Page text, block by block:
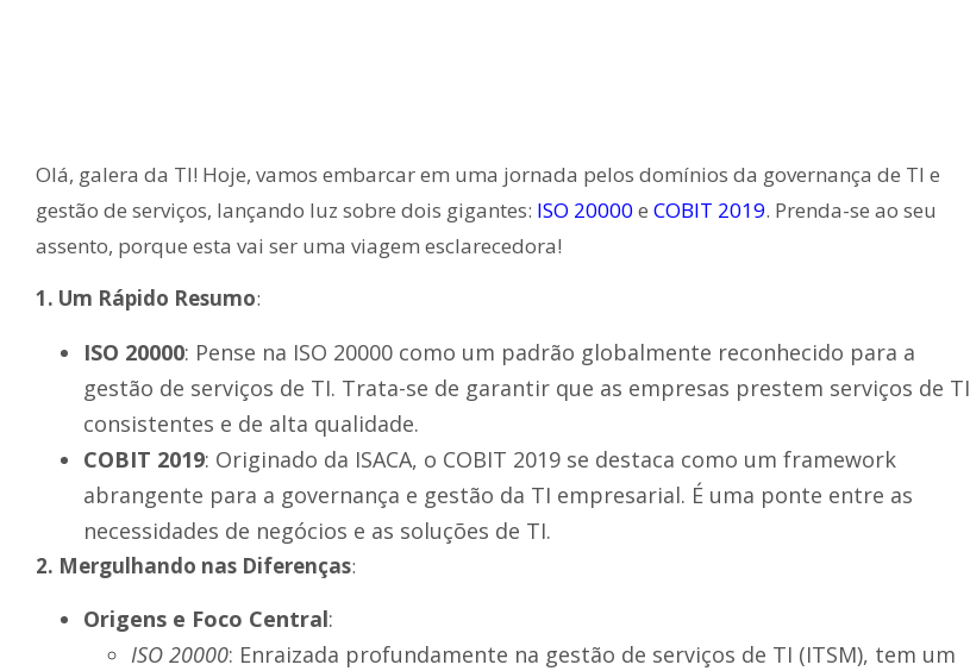
Olá, galera da TI! Hoje, vamos embarcar em uma jornada pelos domínios da governança de TI e
gestão de serviços, lançando luz sobre dois gigantes: ISO 20000 e COBIT 2019. Prenda-se ao seu
assento, porque esta vai ser uma viagem esclarecedora!
1. Um Rápido Resumo:
ISO 20000: Pense na ISO 20000 como um padrão globalmente reconhecido para a
gestão de serviços de TI. Trata-se de garantir que as empresas prestem serviços de TI
consistentes e de alta qualidade.
COBIT 2019: Originado da ISACA, o COBIT 2019 se destaca como um framework
abrangente para a governança e gestão da TI empresarial. É uma ponte entre as
necessidades de negócios e as soluções de TI.
2. Mergulhando nas Diferenças:
Origens e Foco Central:
ISO 20000: Enraizada profundamente na gestão de serviços de TI (ITSM), tem um